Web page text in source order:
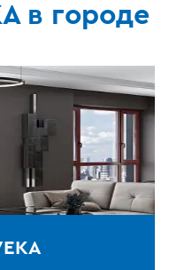
в городе